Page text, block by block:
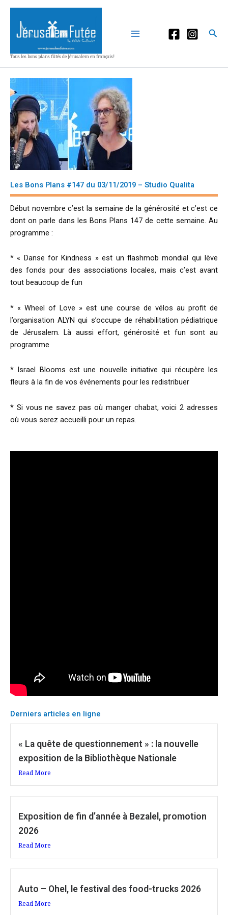
Aller
contenu
Tous les bons plans fûtés de Jérusalem en français!
Les Bons Plans #147 du 03/11/2019 – Studio Qualita
Début novembre c’est la semaine de la générosité et c’est ce
dont on parle dans les Bons Plans 147 de cette semaine. Au
programme :
* « Danse for Kindness » est un flashmob mondial qui lève
des fonds pour des associations locales, mais c’est avant
tout beaucoup de fun
* « Wheel of Love » est une course de vélos au profit de
l’organisation ALYN qui s’occupe de réhabilitation pédiatrique
de Jérusalem. Là aussi effort, générosité et fun sont au
programme
* Israel Blooms est une nouvelle initiative qui récupère les
fleurs à la fin de vos événements pour les redistribuer
* Si vous ne savez pas où manger chabat, voici 2 adresses
où vous serez accueilli pour un repas.
Derniers articles en ligne
« La quête de questionnement » : la nouvelle
exposition de la Bibliothèque Nationale
Read More
Exposition de fin d’année à Bezalel, promotion
2026
Read More
Auto – Ohel, le festival des food-trucks 2026
Read More